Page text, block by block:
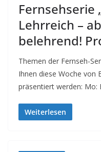
Fernsehserie
Lehrreich –
belehrend!
Themen der Fernseh-
Ihnen diese Woche von
präsentiert werden: Mo:
Weiterlesen